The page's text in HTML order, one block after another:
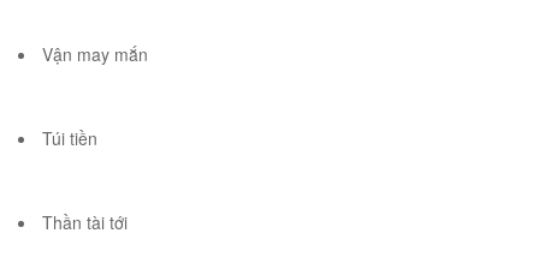
Vận may mắn
Túi tiền
Thần tài tới